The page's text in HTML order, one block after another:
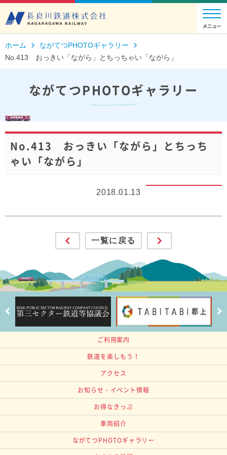
ホーム
ながてつPHOTOギャラリー
No.413 おっきい「ながら」とちっちゃい「ながら」
ながてつPHOTOギャラリー
No.413 おっきい「ながら」とちっち
ゃい「ながら」
2018.01.13
一覧に戻る
ご利用案内
鉄道を楽しもう！
アクセス
お知らせ・イベント情報
お得なきっぷ
車両紹介
ながてつPHOTOギャラリー